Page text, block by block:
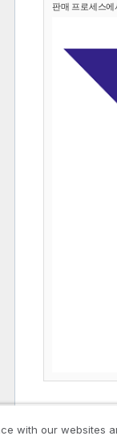
판매 프로세스
깔때기형 차
니다. 깔때기
with our websites